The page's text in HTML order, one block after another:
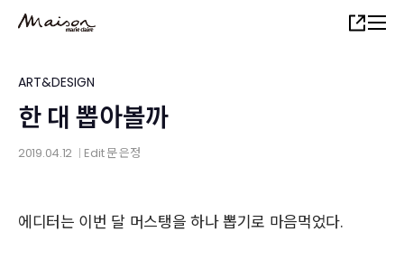
content
Share
ART&DESIGN
한 대 뽑아볼까
2019.04.12 Edit문 은정
에디터는 이번 달 머스탱을 하나 뽑기로 마음먹었다.